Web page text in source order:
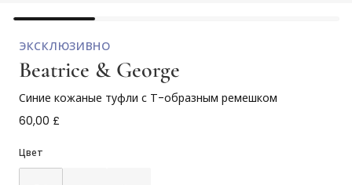
ЭКСКЛЮЗИВНО
Beatrice & George
Синие кожаные туфли с Т-образным ремешком
60,00 £
Цвет